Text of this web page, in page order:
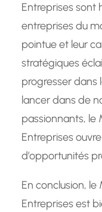
Entreprises sont
entreprises du
pointue et leur
stratégiques
progresser dans
lancer dans de
passionnants, le
Entreprises
d’opportunités
En conclusion,
Entreprises est